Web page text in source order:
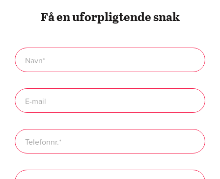
Få en uforpligtende snak